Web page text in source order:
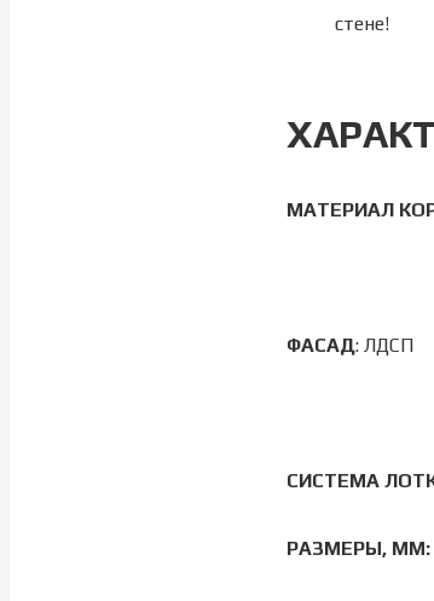
стене!
МАТЕРИАЛ
ФАСАД: ЛДСП
СИСТЕМА
РАЗМЕРЫ, ММ: